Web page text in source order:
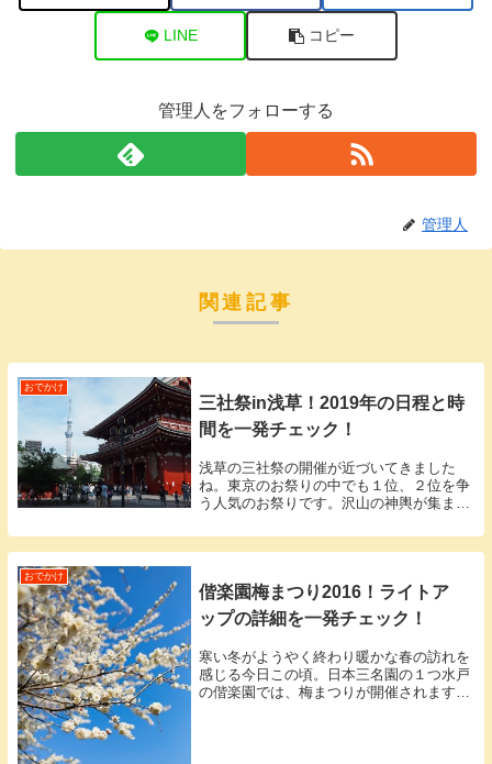
LINE コピー
管理人をフォローする
管理人
関連記事
おでかけ
三社祭in浅草！2019年の日程と時
間を一発チェック！
浅草の三社祭の開催が近づいてきました
ね。東京のお祭りの中でも１位、２位を争
う人気のお祭りです。沢山の神輿が集まる
は、開催される3日間で約150万人の人出が
見込まれ、かなりの盛り上がりを見せるこ
おでかけ
偕楽園梅まつり2016！ライトア
ップの詳細を一発チェック！
寒い冬がようやく終わり暖かな春の訪れを
感じる今日この頃。日本三名園の１つ水戸
の偕楽園では、梅まつりが開催されます。